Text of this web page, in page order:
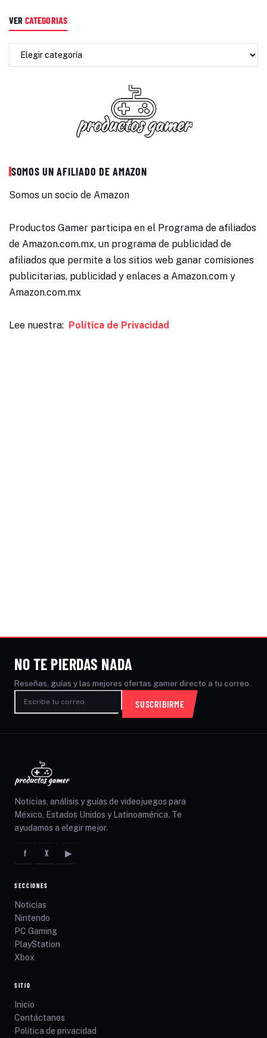
VER CATEGORIAS
SOMOS UN AFILIADO DE AMAZON
Somos un socio de Amazon
Productos Gamer participa en el Programa de afiliados
de Amazon.com.mx, un programa de publicidad de
afiliados que permite a los sitios web ganar comisiones
publicitarias, publicidad y enlaces a Amazon.com y
Amazon.com.mx
Lee nuestra: Política de Privacidad
NO TE PIERDAS NADA
Reseñas, guías y las mejores ofertas gamer directo a tu correo.
SUSCRIBIRME
Noticias, análisis y guías de videojuegos para
México, Estados Unidos y Latinoamérica. Te
ayudamos a elegir mejor.
f X ▶
SECCIONES
Noticias
Nintendo
PC Gaming
PlayStation
Xbox
SITIO
Inicio
Contáctanos
Política de privacidad